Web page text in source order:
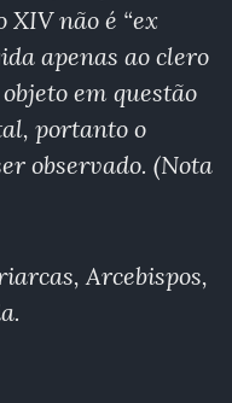
XIV não é “ex
apenas ao clero
em questão
portanto o
observado. (Nota
Arcebispos,